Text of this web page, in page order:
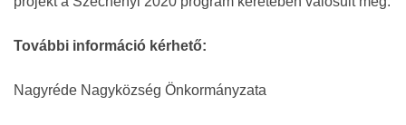
További információ kérhető:
Nagyréde Nagyközség Önkormányzata